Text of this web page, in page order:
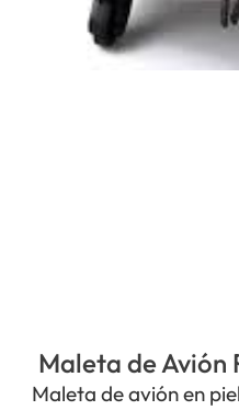
Maleta de Avión
Maleta de avión en